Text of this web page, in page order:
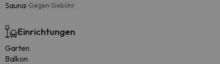
Sauna Gegen Gebühr
Einrichtungen
Garten
Balkon